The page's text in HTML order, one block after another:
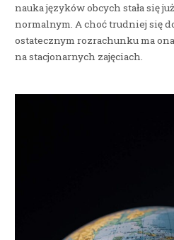
nauka języków obcych stała się
normalnym. A choć trudniej się
ostatecznym rozrachunku ma
na stacjonarnych zajęciach.